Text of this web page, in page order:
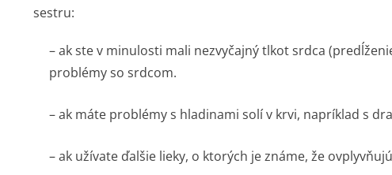
sestru:
– ak ste v minulosti mali nezvyčajný tlkot srdca
problémy so srdcom.
– ak máte problémy s hladinami solí v krvi, napríklad s
– ak užívate ďalšie lieky, o ktorých je známe, že